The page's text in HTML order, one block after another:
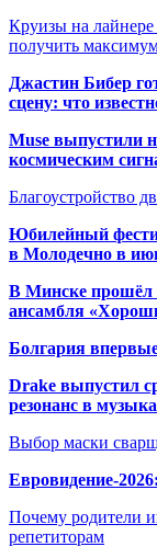
Круизы на
получить
Джастин Бибер
сцену: что
Muse выпустили
космическим
Благоустройство
Юбилейный
в Молодечно в
В Минске прошёл
ансамбля
Болгария
Drake выпустил
резонанс в
Выбор маски
Евровидение-
Почему родители
репетиторам